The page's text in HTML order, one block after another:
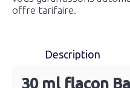
offre tarifaire.
Description
30 ml flacon